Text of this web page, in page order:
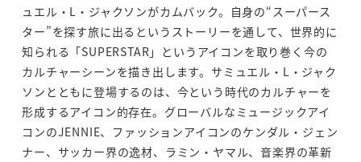
ュエル・L・ジャクソンがカムバック。自身の“スーパース
ター”を探す旅に出るというストーリーを通して、世界的に
知られる「SUPERSTAR」というアイコンを取り巻く今の
カルチャーシーンを描き出します。サミュエル・L・ジャク
ソンとともに登場するのは、今という時代のカルチャーを
形成するアイコン的存在。グローバルなミュージックアイ
コンのJENNIE、ファッションアイコンのケンダル・ジェン
ナー、サッカー界の逸材、ラミン・ヤマル、音楽界の革新